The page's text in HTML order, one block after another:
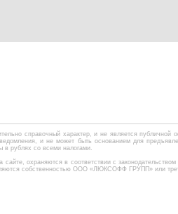
справочный характер, и не является
и не может быть основанием для
в рублях со всеми налогами.
охраняются в соответствии с
собственностью ООО «ЛЮКСОФФ ГРУПП» или